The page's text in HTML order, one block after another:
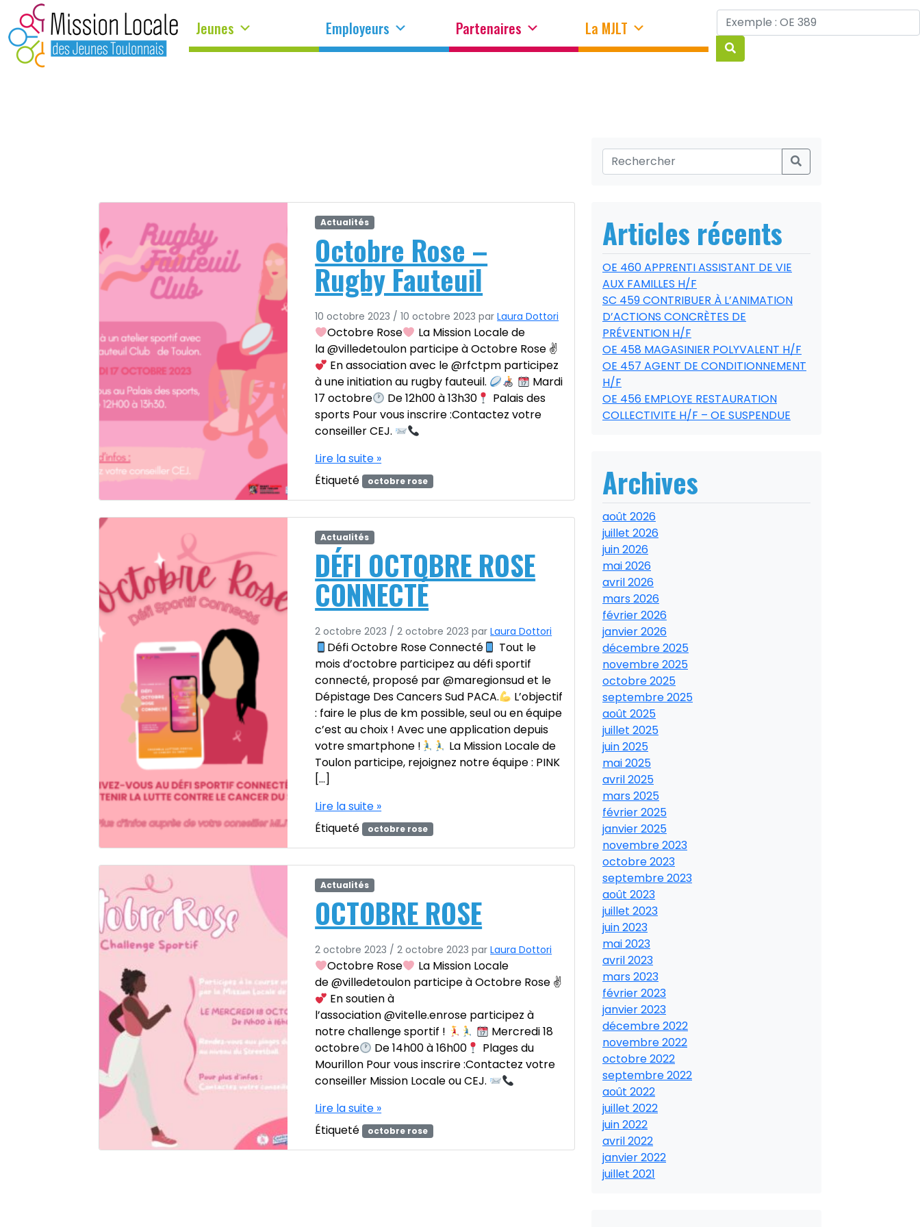
Jeunes Employeurs Partenaires La MJLT
Actualités
Octobre Rose –
Rugby Fauteuil
10 octobre 2023 / 10 octobre 2023 parLaura Dottori
Octobre Rose
La Mission Locale de
la @villedetoulon participe à Octobre Rose ✌
En association avec le @rfctpm participez
à une initiation au rugby fauteuil.
Mardi
17 octobre
De 12h00 à 13h30
Palais des
sports Pour vous inscrire :Contactez votre
conseiller CEJ.
Lire la suite »
Étiqueté octobre rose
Actualités
DÉFI OCTOBRE ROSE
CONNECTÉ
2 octobre 2023 / 2 octobre 2023 parLaura Dottori
Défi Octobre Rose Connecté
Tout le
mois d’octobre participez au défi sportif
connecté, proposé par @maregionsud et le
Dépistage Des Cancers Sud PACA.
L’objectif
: faire le plus de km possible, seul ou en équipe
c’est au choix ! Avec une application depuis
votre smartphone !
La Mission Locale de
Toulon participe, rejoignez notre équipe : PINK
[…]
Lire la suite »
Étiqueté octobre rose
Actualités
OCTOBRE ROSE
2 octobre 2023 / 2 octobre 2023 parLaura Dottori
Octobre Rose
La Mission Locale
de @villedetoulon participe à Octobre Rose ✌
En soutien à
l’association @vitelle.enrose participez à
notre challenge sportif !
Mercredi 18
octobre
De 14h00 à 16h00
Plages du
Mourillon Pour vous inscrire :Contactez votre
conseiller Mission Locale ou CEJ.
Lire la suite »
Étiqueté octobre rose
Articles récents
OE 460 APPRENTI ASSISTANT DE VIE
AUX FAMILLES H/F
SC 459 CONTRIBUER À L’ANIMATION
D’ACTIONS CONCRÈTES DE
PRÉVENTION H/F
OE 458 MAGASINIER POLYVALENT H/F
OE 457 AGENT DE CONDITIONNEMENT
H/F
OE 456 EMPLOYE RESTAURATION
COLLECTIVITE H/F – OE SUSPENDUE
Archives
août 2026
juillet 2026
juin 2026
mai 2026
avril 2026
mars 2026
février 2026
janvier 2026
décembre 2025
novembre 2025
octobre 2025
septembre 2025
août 2025
juillet 2025
juin 2025
mai 2025
avril 2025
mars 2025
février 2025
janvier 2025
novembre 2023
octobre 2023
septembre 2023
août 2023
juillet 2023
juin 2023
mai 2023
avril 2023
mars 2023
février 2023
janvier 2023
décembre 2022
novembre 2022
octobre 2022
septembre 2022
août 2022
juillet 2022
juin 2022
avril 2022
janvier 2022
juillet 2021
Panneau de gestion des cookies